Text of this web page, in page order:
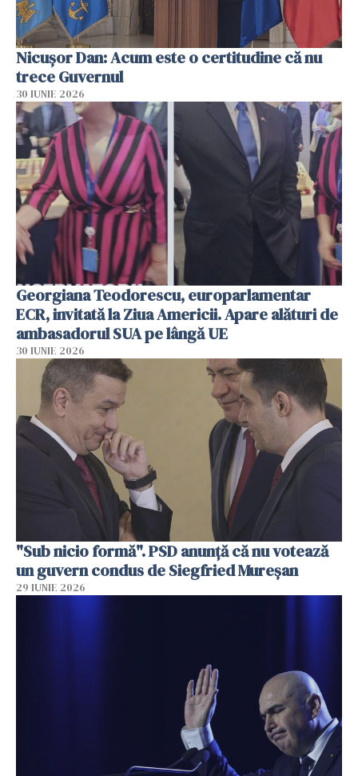
Nicușor Dan: Acum este o certitudine că nu
trece Guvernul
30 IUNIE 2026
Georgiana Teodorescu, europarlamentar
ECR, invitată la Ziua Americii. Apare alături de
ambasadorul SUA pe lângă UE
30 IUNIE 2026
"Sub nicio formă". PSD anunţă că nu votează
un guvern condus de Siegfried Mureşan
29 IUNIE 2026